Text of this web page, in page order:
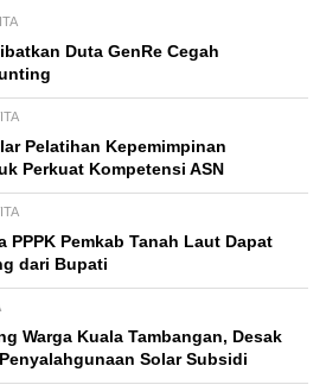
Duta GenRe Cegah
Pelatihan Kepemimpinan
Perkuat Kompetensi ASN
PPPK Pemkab Tanah Laut Dapat
dari Bupati
Warga Kuala Tambangan, Desak
Solar Subsidi